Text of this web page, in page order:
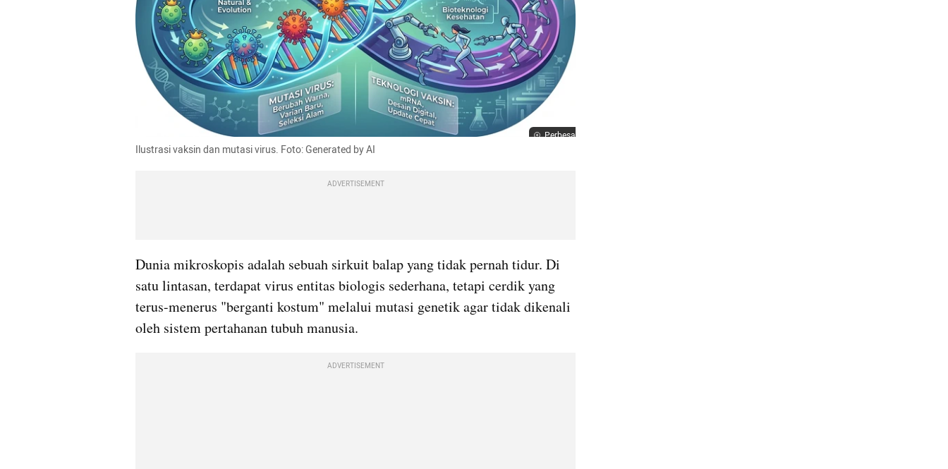
Perbesar
Ilustrasi vaksin dan mutasi virus. Foto: Generated by AI
ADVERTISEMENT
Dunia mikroskopis adalah sebuah sirkuit balap yang tidak pernah tidur. Di
satu lintasan, terdapat virus entitas biologis sederhana, tetapi cerdik yang
terus-menerus "berganti kostum" melalui mutasi genetik agar tidak dikenali
oleh sistem pertahanan tubuh manusia.
ADVERTISEMENT